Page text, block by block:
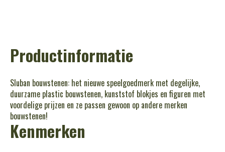
Productinformatie
Sluban bouwstenen: het nieuwe speelgoedmerk met degelijke,
duurzame plastic bouwstenen, kunststof blokjes en figuren met
voordelige prijzen en ze passen gewoon op andere merken
bouwstenen!
Kenmerken